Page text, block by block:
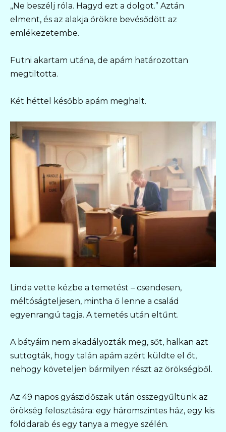
„Ne beszélj róla. Hagyd ezt a dolgot.” Aztán
elment, és az alakja örökre bevésődött az
emlékezetembe.
Futni akartam utána, de apám határozottan
megtiltotta.
Két héttel később apám meghalt.
Linda vette kézbe a temetést – csendesen,
méltóságteljesen, mintha ő lenne a család
egyenrangú tagja. A temetés után eltűnt.
A bátyáim nem akadályozták meg, sőt, halkan azt
suttogták, hogy talán apám azért küldte el őt,
nehogy követeljen bármilyen részt az örökségből.
Az 49 napos gyászidőszak után összegyűltünk az
örökség felosztására: egy háromszintes ház, egy kis
földdarab és egy tanya a megye szélén.